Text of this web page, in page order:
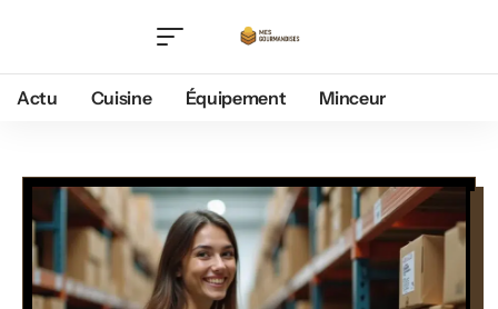
Actu Cuisine Équipement Minceur